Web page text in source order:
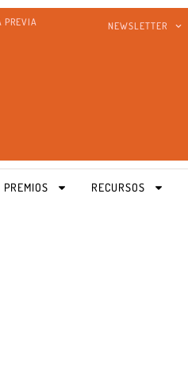
PREVIA NEWSLETTER
RECURSOS